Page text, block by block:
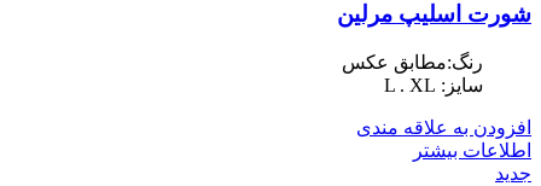
شورت اسلیپ مرلین
رنگ:مطابق عکس
سایز: L . XL
افزودن به علاقه مندی
اطلاعات بیشتر
جدید